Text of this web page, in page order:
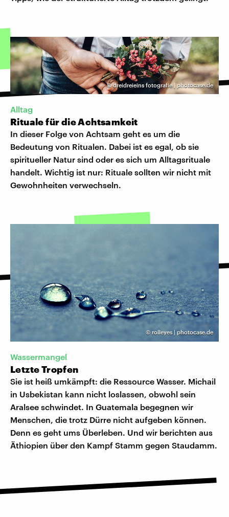
©dreidreieins fotografie | photocase.de
Alltag
Rituale für die Achtsamkeit
In dieser Folge von Achtsam geht es um die
Bedeutung von Ritualen. Dabei ist es egal, ob sie
spiritueller Natur sind oder es sich um Alltagsrituale
handelt. Wichtig ist nur: Rituale sollten wir nicht mit
Gewohnheiten verwechseln.
© rolleyes | photocase.de
Wassermangel
Letzte Tropfen
Sie ist heiß umkämpft: die Ressource Wasser. Michail
in Usbekistan kann nicht loslassen, obwohl sein
Aralsee schwindet. In Guatemala begegnen wir
Menschen, die trotz Dürre nicht aufgeben können.
Denn es geht ums Überleben. Und wir berichten aus
Äthiopien über den Kampf Stamm gegen Staudamm.